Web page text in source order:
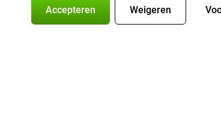
Accepteren Weigeren